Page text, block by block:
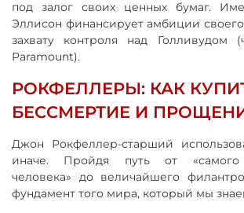
под залог своих ценных бумаг.
Эллисон финансирует амбиции
захвату контроля над Голливудом
Paramount).
РОКФЕЛЛЕРЫ: КАК
БЕССМЕРТИЕ И
Джон Рокфеллер-старший
иначе. Пройдя путь от «самого
человека» до величайшего
фундамент того мира, который мы